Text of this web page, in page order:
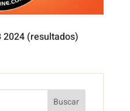
2024 (resultados)
Buscar